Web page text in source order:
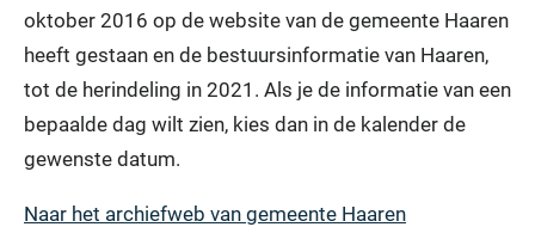
oktober 2016 op de website van de gemeente Haaren
heeft gestaan en de bestuursinformatie van Haaren,
tot de herindeling in 2021. Als je de informatie van een
bepaalde dag wilt zien, kies dan in de kalender de
gewenste datum.
Naar het archiefweb van gemeente Haaren